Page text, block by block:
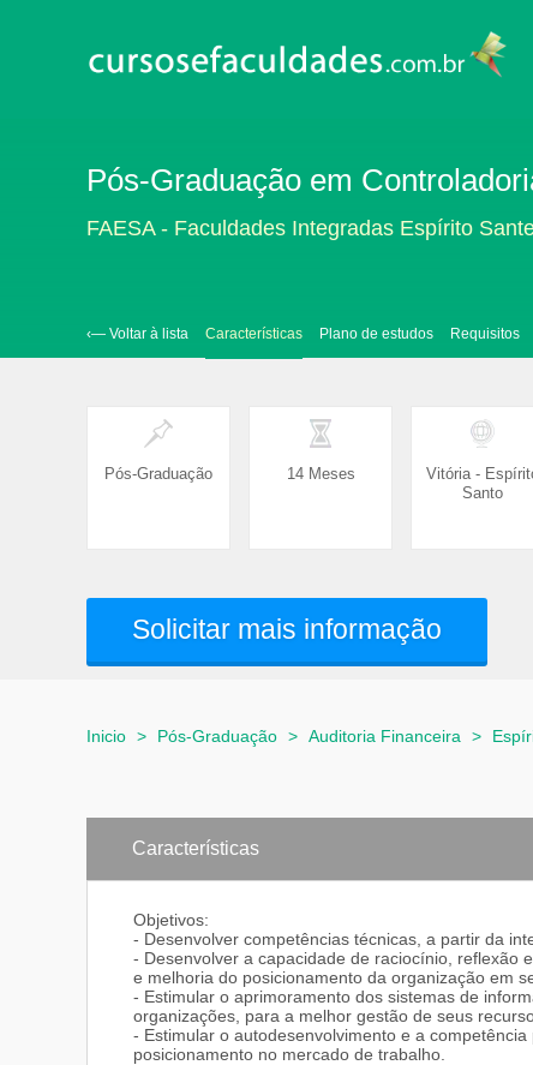
Pós-Graduação em
FAESA - Faculdades Integradas Espírito
‹— Voltar à lista Características Plano de estudos Requisitos
Pós-Graduação 14 Meses
Vitória -
Santo
Solicitar mais informação
Inicio > Pós-Graduação > Auditoria Financeira >
Características
Objetivos:
- Desenvolver competências técnicas, a partir da
- Desenvolver a capacidade de raciocínio, reflexão
e melhoria do posicionamento da organização em
- Estimular o aprimoramento dos sistemas de
organizações, para a melhor gestão de seus
- Estimular o autodesenvolvimento e a
posicionamento no mercado de trabalho.